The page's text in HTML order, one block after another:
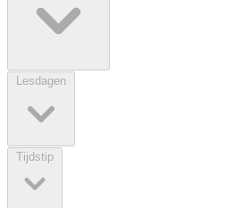
Lesdagen
Tijdstip